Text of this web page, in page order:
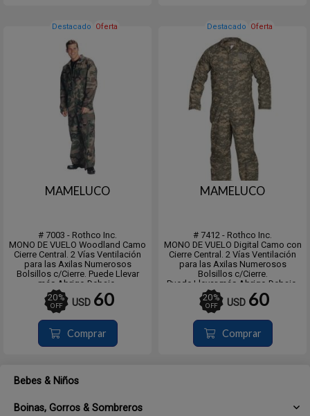
Bebes & Niños
Boinas, Gorros & Sombreros
Destacado Oferta
MAMELUCO
# 7003 - Rothco Inc.
MONO DE VUELO Woodland Camo
Cierre Central. 2 Vías Ventilación
para las Axilas Numerosos
Bolsillos c/Cierre. Puede Llevar
más Abrigo Debajo.
Ver tabla de medidas en la
segunda imagen.
20%
OFF USD 60
Comprar
Destacado Oferta
MAMELUCO
# 7412 - Rothco Inc.
MONO DE VUELO Digital Camo con
Cierre Central. 2 Vías Ventilación
para las Axilas Numerosos
Bolsillos c/Cierre.
Puede Llevar más Abrigo Debajo.
Ver tabla de medidas en la
segunda imagen.
20%
OFF USD 60
Comprar